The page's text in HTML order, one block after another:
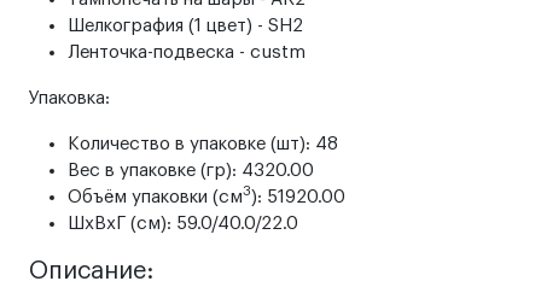
Шелкография (1 цвет) - SH2
Ленточка-подвеска - custm
Упаковка:
Количество в упаковке (шт): 48
Вес в упаковке (гр): 4320.00
Объём упаковки (см3): 51920.00
ШxВxГ (см): 59.0/40.0/22.0
Описание: